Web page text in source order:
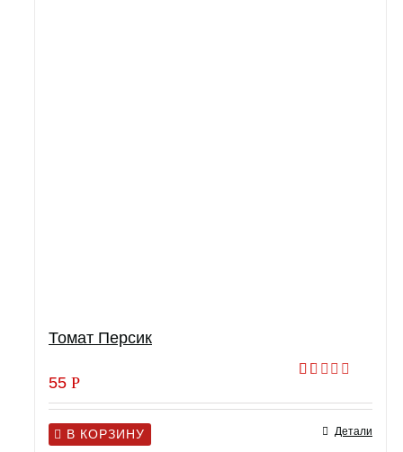
Томат Персик
1.00
55 Р
В КОРЗИНУ Детали